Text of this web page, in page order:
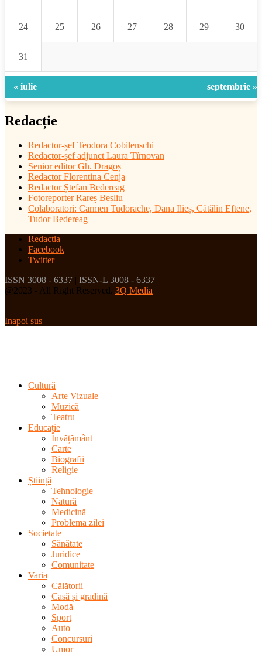
24 25 26 27 28 29 30
31
« iulie septembrie »
Redacție
Redactor-șefTeodora Cobilenschi
Redactor-șef adjunct Laura Tîrnovan
Senior editor Gh. Dragoș
Redactor Florentina Cenja
Redactor Ștefan Bedereag
Fotoreporter Rareș Beșliu
Colaboratori: Carmen Tudorache, Dana Ilieș, Cătălin Eftene,
Tudor Bedereag
Redactia
Facebook
Twitter
ISSN 3008 - 6337
ISSN-L 3008 - 6337
@2023 - All Right Reserved. 3Q Media
Inapoi sus
Cultură
Arte Vizuale
Muzică
Teatru
Educație
Învățământ
Carte
Biografii
Religie
Știință
Tehnologie
Natură
Medicină
Problema zilei
Societate
Sănătate
Juridice
Comunitate
Varia
Călătorii
Casă și gradină
Modă
Sport
Auto
Concursuri
Umor